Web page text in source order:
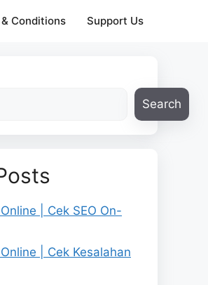
Conditions Support Us
Search
| Cek SEO On-
| Cek Kesalahan